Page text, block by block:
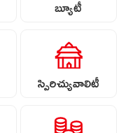
బ్యూటీ
స్పిరిచ్యువాలిటీ